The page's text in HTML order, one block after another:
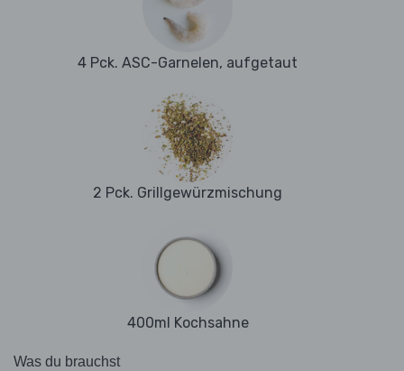
4 Pck. ASC-Garnelen, aufgetaut
2 Pck. Grillgewürzmischung
400ml Kochsahne
Was du brauchst